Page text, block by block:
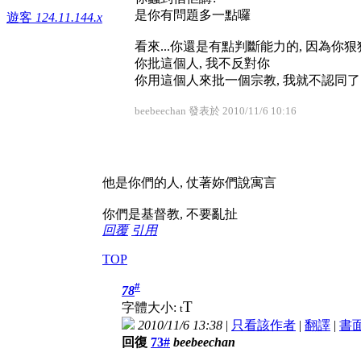
遊客 124.11.144.x
是你有問題多一點囉
看來...你還是有點判斷能力的, 因為你狠
你批這個人, 我不反對你
你用這個人來批一個宗教, 我就不認同了
beebeechan 發表於 2010/11/6 10:16
他是你們的人, 仗著妳們說寓言
你們是基督教, 不要亂扯
回覆 引用
TOP
78#
字體大小: tT
2010/11/6 13:38 | 只看該作者 | 翻譯 | 書
回復 73# beebeechan